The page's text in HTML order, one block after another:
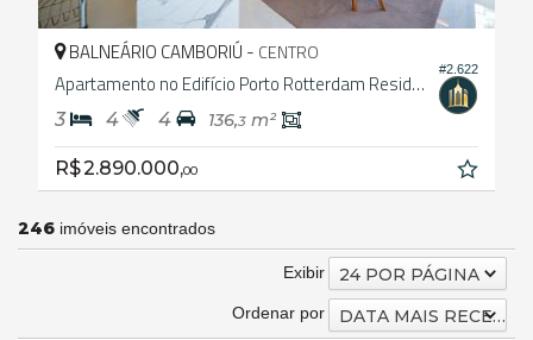
#2.622
BALNEÁRIO CAMBORIÚ - CENTRO
Apartamento no Edifício Porto Rotterdam Residence
3 4 4 136,3 m²
R$ 2.890.000,00
246 imóveis encontrados
Exibir 24 POR PÁGINA
Ordenar por DATA MAIS RECENTE